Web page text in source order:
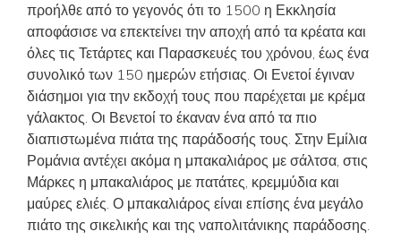
προήλθε από το γεγονός ότι το 1500 η Εκκλησία
αποφάσισε να επεκτείνει την αποχή από τα κρέατα και
όλες τις Τετάρτες και Παρασκευές του χρόνου, έως ένα
συνολικό των 150 ημερών ετήσιας. Οι Ενετοί έγιναν
διάσημοι για την εκδοχή τους που παρέχεται με κρέμα
γάλακτος. Οι Βενετοί το έκαναν ένα από τα πιο
διαπιστωμένα πιάτα της παράδοσής τους. Στην Εμίλια
Ρομάνια αντέχει ακόμα η μπακαλιάρος με σάλτσα, στις
Μάρκες η μπακαλιάρος με πατάτες, κρεμμύδια και
μαύρες ελιές. Ο μπακαλιάρος είναι επίσης ένα μεγάλο
πιάτο της σικελικής και της ναπολιτάνικης παράδοσης.